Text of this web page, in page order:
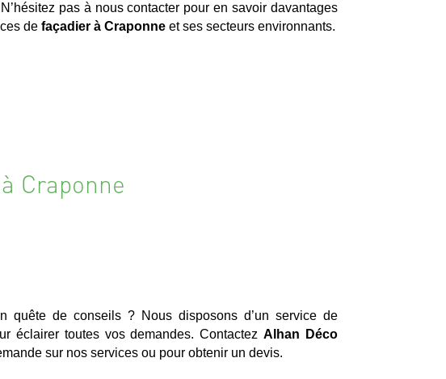
pas à nous contacter pour en savoir davantages
de façadier à Craponneet ses secteurs environnants.
Craponne
quête de conseils ? Nous disposons d’un service de
éclairer toutes vos demandes. Contactez Alhan Déco
sur nos services ou pour obtenir un devis.